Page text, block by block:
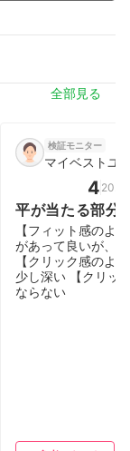
全部見る
検証モニター
マイベストユ
4
平が当たる部分
と良いと思う
【フィット感のよ
があって良いが、
【クリック感のよ
少し深い 【クリッ
ならない